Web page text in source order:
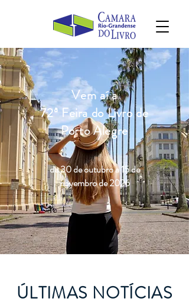
Vem aí a
72ª Feira do Livro de
Porto Alegre
de 30 de outubro a 15 de
novembro de 2026
ÚLTIMAS NOTÍCIAS